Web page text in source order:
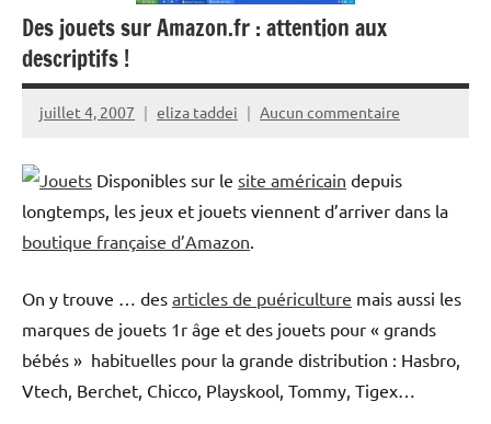
Des jouets sur Amazon.fr : attention aux
descriptifs !
juillet 4, 2007 eliza taddei Aucun commentaire
Disponibles sur le site américain depuis
longtemps, les jeux et jouets viennent d’arriver dans la
boutique française d’Amazon
On y trouve … des articles de puériculture mais aussi les
marques de jouets 1r âge et des jouets pour « grands
bébés » habituelles pour la grande distribution : Hasbro,
Vtech, Berchet, Chicco, Playskool, Tommy, Tigex…